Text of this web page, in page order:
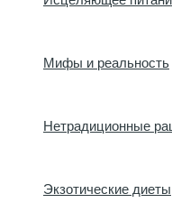
Мифы и реальность
Нетрадиционные
Экзотические диеты